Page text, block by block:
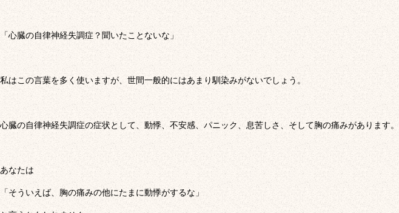
「心臓の自律神経失調症？聞いたことないな」
私はこの言葉を多く使いますが、世間一般的にはあまり馴染みがないでしょう。
心臓の自律神経失調症の症状として、動悸、不安感、パニック、息苦しさ、そして胸の痛みがあります。
あなたは
「そういえば、胸の痛みの他にたまに動悸がするな」